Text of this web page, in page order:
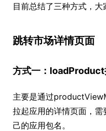
目前总结了三种方式，大
跳转市场详情页面
方式一：loadProduct
主要是通过
拉起应用的详情页面，
己的应用包名。